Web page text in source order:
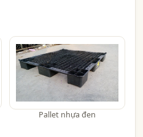
Pallet nhựa đen